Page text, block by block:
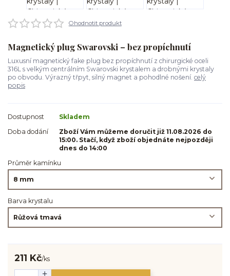
Ohodnotit produkt
Magnetický plug Swarovski – bez propíchnutí
Luxusní magnetický fake plug bez propíchnutí z chirurgické oceli
316L s velkým centrálním Swarovski krystalem a drobnými krystaly
po obvodu. Výrazný třpyt, silný magnet a pohodlné nošení. celý
popis
Dostupnost
Skladem
Doba dodání
Zboží Vám můžeme doručit již 11.08.2026 do
15:00. Stačí, když zboží objednáte nejpozději
dnes do 14:00
Průměr kamínku
Barva krystalu
211 Kč/ks